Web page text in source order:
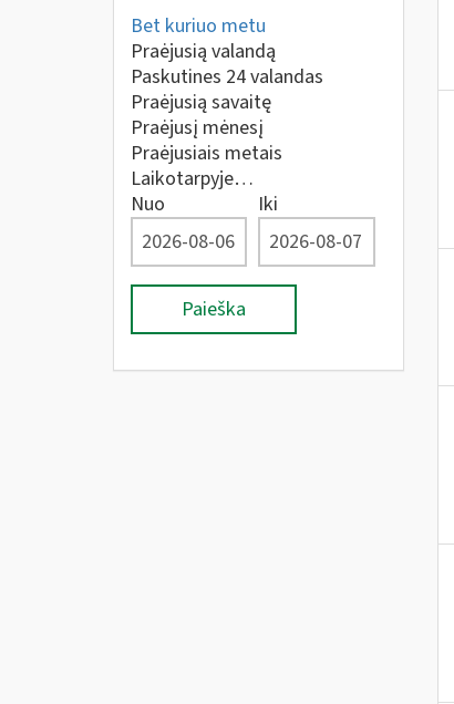
Bet kuriuo metu
Praėjusią valandą
Paskutines 24 valandas
Praėjusią savaitę
Praėjusį mėnesį
Praėjusiais metais
Laikotarpyje…
Nuo
Iki
Paieška